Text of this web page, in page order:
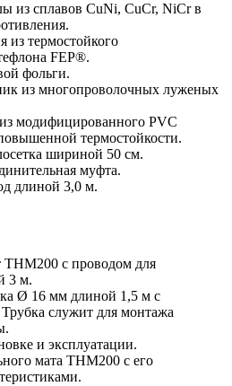
из сплавов CuNi, CuCr, NiCr в
из термостойкого
FEP®.
фольги.
из многопроволочных луженых
модифицированного PVC
термостойкости.
шириной 50 см.
муфта.
длиной 3,0 м.
THM200 с проводом для
3 м.
Ø 16 мм длиной 1,5 м с
служит для монтажа
и эксплуатации.
мата THM200 c его